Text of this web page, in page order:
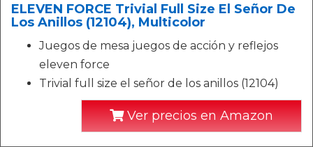
ELEVEN FORCE Trivial Full Size El Señor De
Los Anillos (12104), Multicolor
Juegos de mesa juegos de acción y reflejos
eleven force
Trivial full size el señor de los anillos (12104)
Ver precios en Amazon